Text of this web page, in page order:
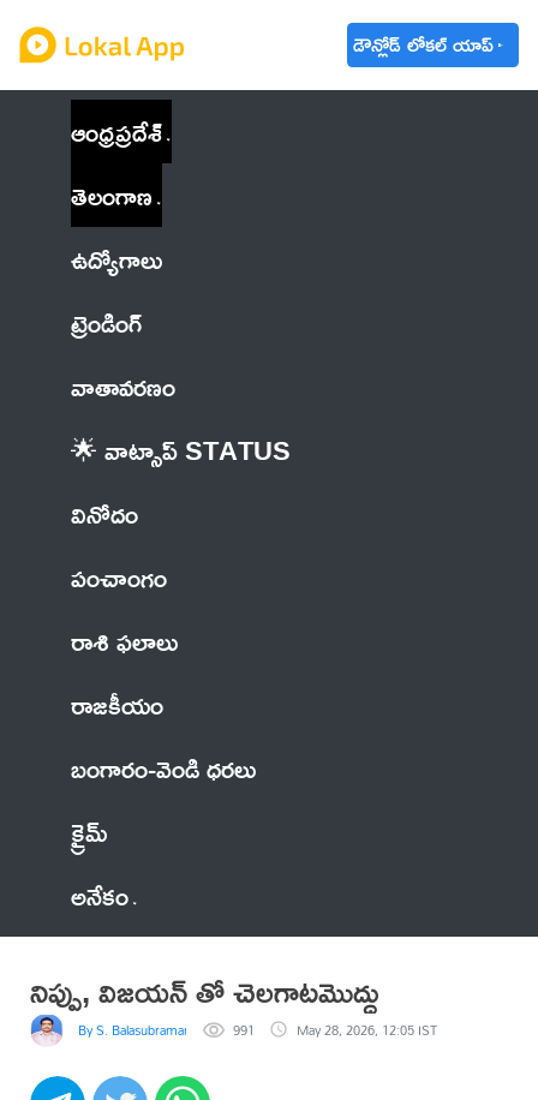
డౌన్లోడ్ లోకల్ యాప్
ఆంధ్రప్రదేశ్
తెలంగాణ
ఉద్యోగాలు
ట్రెండింగ్
వాతావరణం
🌟 వాట్సాప్ STATUS
వినోదం
పంచాంగం
రాశి ఫలాలు
రాజకీయం
బంగారం-వెండి ధరలు
క్రైమ్
అనేకం
నిప్పు, విజయన్ తో చెలగాటమొద్దు
By S. Balasubramanyam 991 May 28, 2026, 12:05 IST